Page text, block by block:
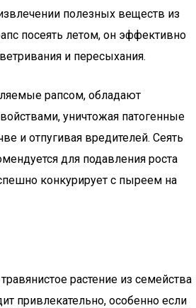
полезных веществ из
посеять летом, он эффективно
и пересыхания.
рапсом, обладают
уничтожая патогенные
и отпугивая вредителей. Сеять
для подавления роста
конкурирует с пыреем на
растение из семейства
привлекательно, особенно если